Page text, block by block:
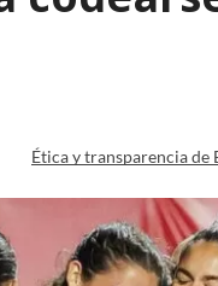
Ética y transparencia de